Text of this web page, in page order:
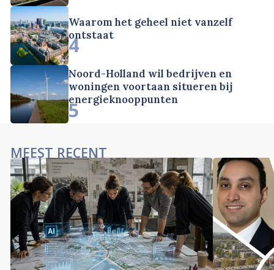
Waarom het geheel niet vanzelf
ontstaat
4
Noord-Holland wil bedrijven en
woningen voortaan situeren bij
energieknooppunten
5
MEEST RECENT